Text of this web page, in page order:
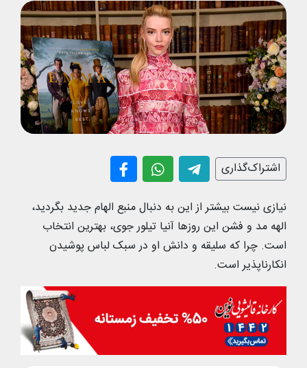
اشتراک‌گذاری
نیازی نیست بیشتر از این به دنبال منبع الهام جدید بگردید،
الهه مد و فشن این روزها آنیا تیلور جوی، بهترین انتخاب
است. چرا که سلیقه و دانش او در سبک لباس پوشیدن
انکارناپذیر است.